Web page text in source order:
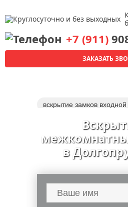
+7 (911)
ЗАКАЗАТЬ
вскрытие замков
вскрытие замка сейфа
вскрытие автомобилей
вскрытие квартир
установка замка в
ремонт входной
двери
вскрытие
в